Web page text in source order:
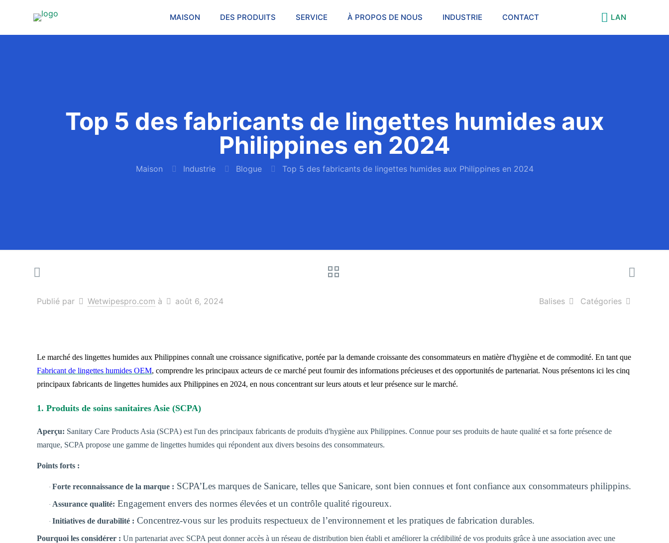
MAISON DES PRODUITS SERVICE À PROPOS DE NOUS INDUSTRIE CONTACT LAN
Top 5 des fabricants de lingettes humides aux
Philippines en 2024
Maison Industrie Blogue Top 5 des fabricants de lingettes humides aux Philippines en 2024
Publié par Wetwipespro.com à août 6, 2024 Catégories
Balises
Le marché des lingettes humides aux Philippines connaît une croissance significative, portée par la demande croissante des consommateurs en matière d'hygiène et de commodité. En tant que
Fabricant de lingettes humides OEM, comprendre les principaux acteurs de ce marché peut fournir des informations précieuses et des opportunités de partenariat. Nous présentons ici les cinq
principaux fabricants de lingettes humides aux Philippines en 2024, en nous concentrant sur leurs atouts et leur présence sur le marché.
1. Produits de soins sanitaires Asie (SCPA)
Aperçu: Sanitary Care Products Asia (SCPA) est l'un des principaux fabricants de produits d'hygiène aux Philippines. Connue pour ses produits de haute qualité et sa forte présence de
marque, SCPA propose une gamme de lingettes humides qui répondent aux divers besoins des consommateurs.
Points forts :
·Forte reconnaissance de la marque : SCPA’Les marques de Sanicare, telles que Sanicare, sont bien connues et font confiance aux consommateurs philippins.
· Assurance qualité: Engagement envers des normes élevées et un contrôle qualité rigoureux.
·Initiatives de durabilité : Concentrez-vous sur les produits respectueux de l’environnement et les pratiques de fabrication durables.
Pourquoi les considérer : Un partenariat avec SCPA peut donner accès à un réseau de distribution bien établi et améliorer la crédibilité de vos produits grâce à une association avec une